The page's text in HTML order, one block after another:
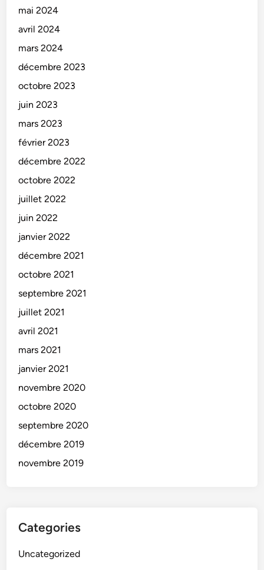
mai 2024
avril 2024
mars 2024
décembre 2023
octobre 2023
juin 2023
mars 2023
février 2023
décembre 2022
octobre 2022
juillet 2022
juin 2022
janvier 2022
décembre 2021
octobre 2021
septembre 2021
juillet 2021
avril 2021
mars 2021
janvier 2021
novembre 2020
octobre 2020
septembre 2020
décembre 2019
novembre 2019
Categories
Uncategorized